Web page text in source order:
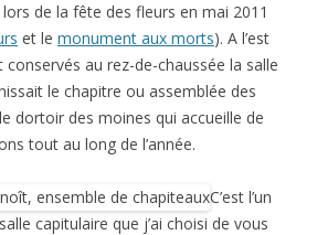
de la fête des fleurs en mai 2011
et le monument aux morts). A l’est
au rez-de-chaussée la salle
le chapitre ou assemblée des
dortoir des moines qui accueille de
tout au long de l’année.
C’est l’un
capitulaire que j’ai choisi de vous